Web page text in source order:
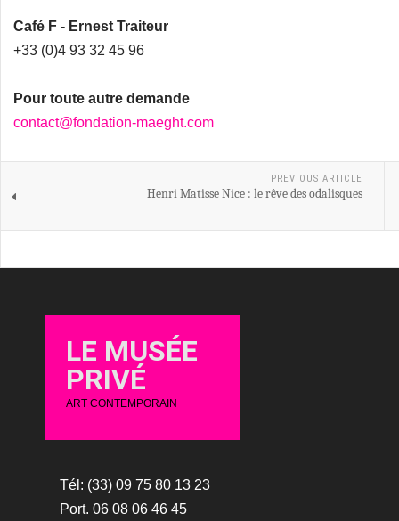
Café F - Ernest Traiteur
+33 (0)4 93 32 45 96
Pour toute autre demande
contact@fondation-maeght.com
PREVIOUS ARTICLE
Henri Matisse Nice : le rêve des odalisques
LE MUSÉE
PRIVÉ
ART CONTEMPORAIN
Tél: (33) 09 75 80 13 23
Port. 06 08 06 46 45